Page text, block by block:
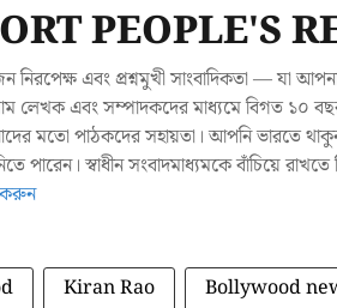
PEOPLE'S
নিরপেক্ষ এবং প্রশ্নমুখী সাংবাদিকতা — যা
লেখক এবং সম্পাদকদের মাধ্যমে বিগত ১০
মতো পাঠকদের সহায়তা। আপনি ভারতে
পারেন। স্বাধীন সংবাদমাধ্যমকে বাঁচিয়ে
করুন
Kiran Rao Bollywood